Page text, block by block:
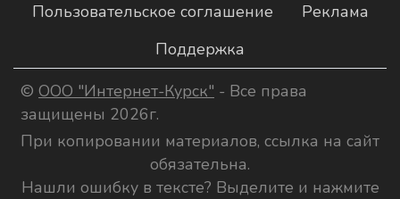
Пользовательское соглашение
Реклама
Поддержка
© ООО "Интернет-Курск" - Все права
защищены 2026г.
При копировании материалов, ссылка на сайт
обязательна.
Нашли ошибку в тексте? Выделите и нажмите